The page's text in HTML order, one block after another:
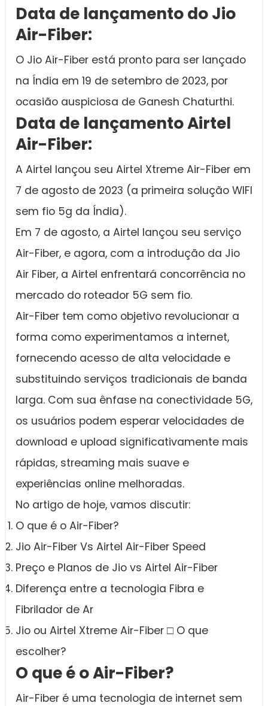
Data de lançamento do Jio
Air-Fiber:
O Jio Air-Fiber está pronto para ser lançado
na Índia em 19 de setembro de 2023, por
ocasião auspiciosa de Ganesh Chaturthi.
Data de lançamento Airtel
Air-Fiber:
A Airtel lançou seu Airtel Xtreme Air-Fiber em
7 de agosto de 2023 (a primeira solução WIFI
sem fio 5g da Índia).
Em 7 de agosto, a Airtel lançou seu serviço
Air-Fiber, e agora, com a introdução da Jio
Air Fiber, a Airtel enfrentará concorrência no
mercado do roteador 5G sem fio.
Air-Fiber tem como objetivo revolucionar a
forma como experimentamos a internet,
fornecendo acesso de alta velocidade e
substituindo serviços tradicionais de banda
larga. Com sua ênfase na conectividade 5G,
os usuários podem esperar velocidades de
download e upload significativamente mais
rápidas, streaming mais suave e
experiências online melhoradas.
No artigo de hoje, vamos discutir:
O que é o Air-Fiber?
Jio Air-Fiber Vs Airtel Air-Fiber Speed
Preço e Planos de Jio vs Airtel Air-Fiber
Diferença entre a tecnologia Fibra e
Fibrilador de Ar
Jio ou Airtel Xtreme Air-Fiber □ O que
escolher?
O que é o Air-Fiber?
Air-Fiber é uma tecnologia de internet sem